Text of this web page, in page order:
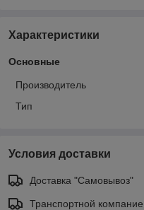
Характеристики
Основные
Производитель
Тип
Условия доставки
Доставка "Самовывоз"
Транспортной